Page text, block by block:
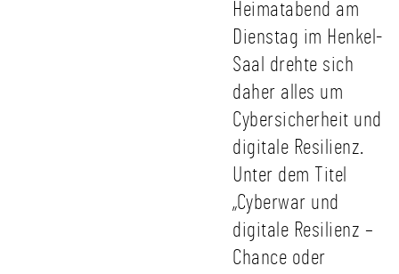
Heimatabend am
Dienstag im Henkel-
Saal drehte sich
daher alles um
Cybersicherheit und
digitale Resilienz.
Unter dem Titel
„Cyberwar und
digitale Resilienz –
Chance oder